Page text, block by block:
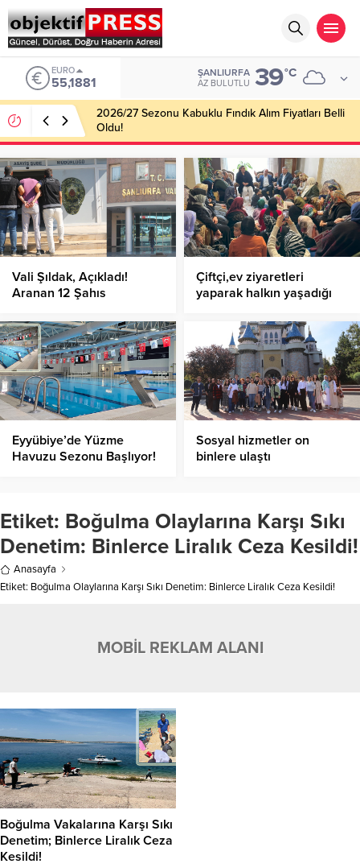
EURO
55,1881
ŞANLIURFA
AZ BULUTLU 39°C
2026/27 Sezonu Kabuklu Fındık Alım Fiyatları Belli
Oldu!
Vali Şıldak, Açıkladı!
Aranan 12 Şahıs
Çiftçi,ev ziyaretleri
yaparak halkın yaşadığı
Eyyübiye’de Yüzme
Havuzu Sezonu Başlıyor!
Sosyal hizmetler on
binlere ulaştı
Etiket: Boğulma Olaylarına Karşı Sıkı
Denetim: Binlerce Liralık Ceza Kesildi!
Anasayfa
Etiket: Boğulma Olaylarına Karşı Sıkı Denetim: Binlerce Liralık Ceza Kesildi!
MOBİL REKLAM ALANI
Boğulma Vakalarına Karşı Sıkı
Denetim; Binlerce Liralık Ceza
Kesildi!